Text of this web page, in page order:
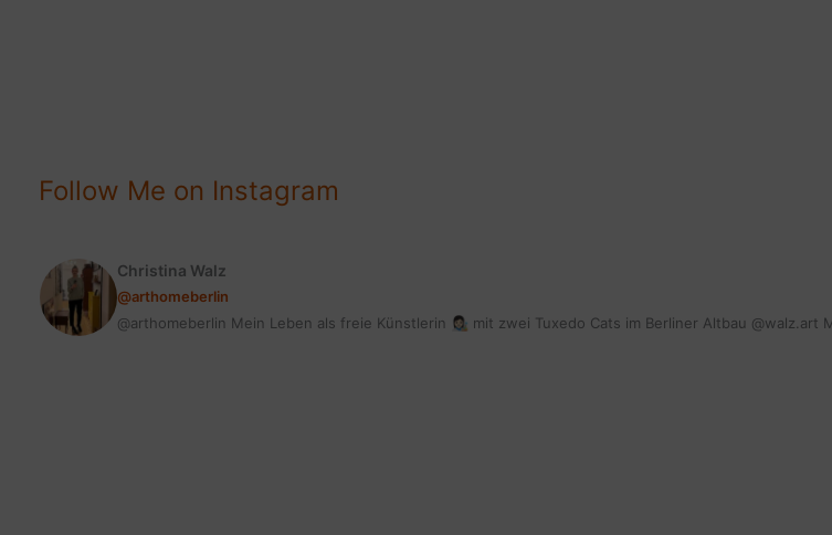
WIRKUNG
Follow Me on Instagram
Christina Walz
@arthomeberlin
@arthomeberlin Mein Leben als freie Künstlerin 👩🏻‍🎨 mit zwei Tuxedo Cats im Berliner Altbau